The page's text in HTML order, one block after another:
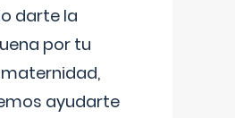
darte la
por tu
ayudarte